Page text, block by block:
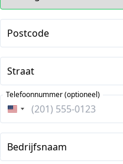
Postcode
Straat
Verenigde
Staten
+1
Telefoonnummer (optioneel)
Bedrijfsnaam